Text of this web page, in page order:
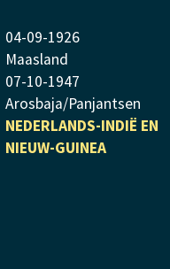
04-09-1926
Maasland
07-10-1947
Arosbaja/Panjantsen
NEDERLANDS-INDIË EN
NIEUW-GUINEA